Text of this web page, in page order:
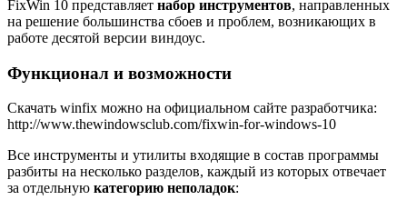
FixWin 10 представляет набор инструментов, направленных
на решение большинства сбоев и проблем, возникающих в
работе десятой версии виндоус.
Функционал и возможности
Скачать winfix можно на официальном сайте разработчика:
http://www.thewindowsclub.com/fixwin-for-windows-10
Все инструменты и утилиты входящие в состав программы
разбиты на несколько разделов, каждый из которых отвечает
за отдельную категорию неполадок: